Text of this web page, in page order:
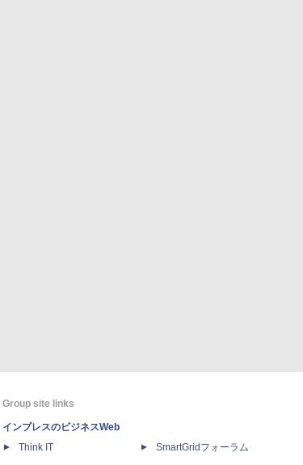
Group site links
インプレスのビジネスWeb
Think IT
SmartGridフォーラム